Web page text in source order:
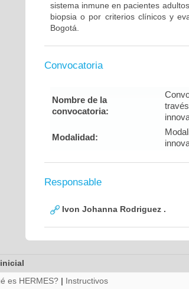
sistema inmune en pacientes
biopsia o por criterios clínicos y
Bogotá.
Convocatoria
Nombre de la
convocatoria:
Modalidad:
Responsable
Ivon Johanna Rodriguez .
es HERMES? | Instructivos